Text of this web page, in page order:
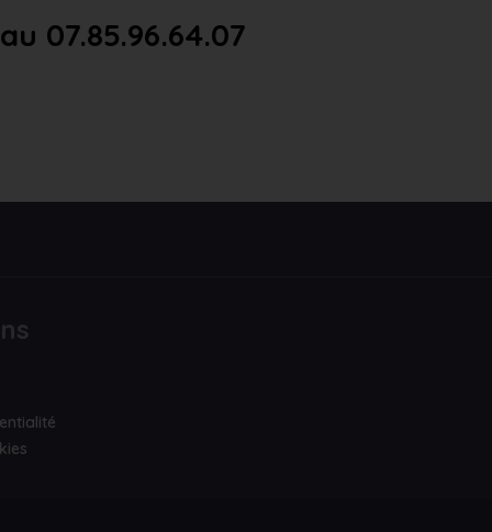
07.85.96.64.07